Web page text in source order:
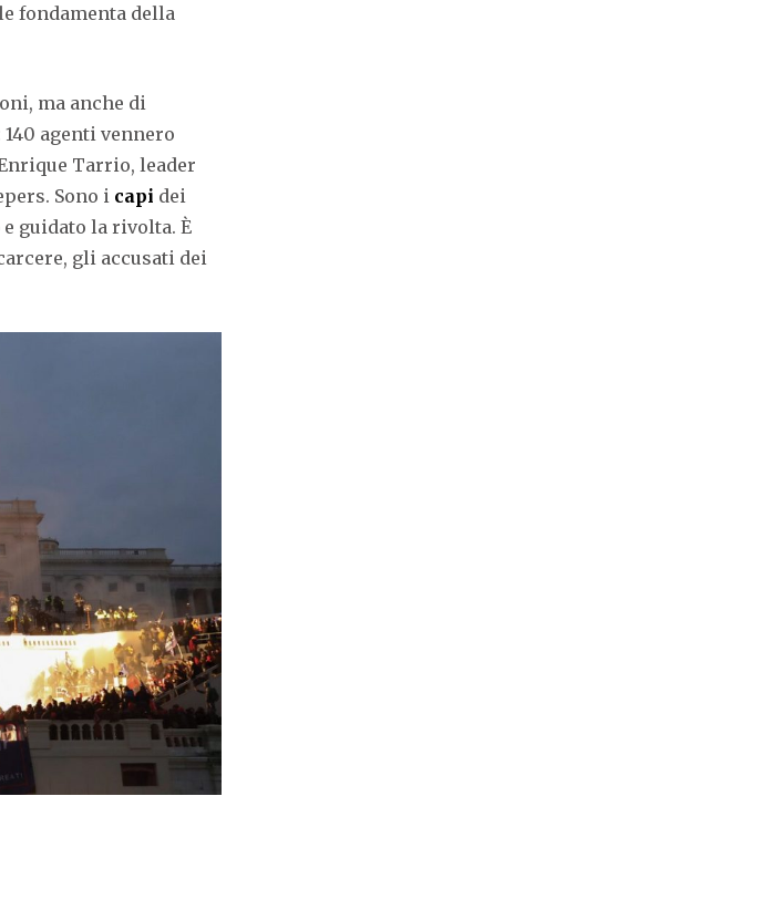
fondamenta della
ma anche di
agenti vennero
Tarrio, leader
Sono i capi dei
e guidato la rivolta. È
gli accusati dei